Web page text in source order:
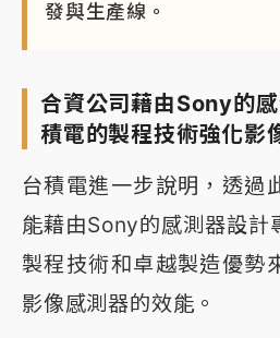
發與生產線。
合資公司藉由Sony的
積電的製程技術強化影
台積電進一步說明，透過
能藉由Sony的感測器設計
製程技術和卓越製造優勢
影像感測器的效能。